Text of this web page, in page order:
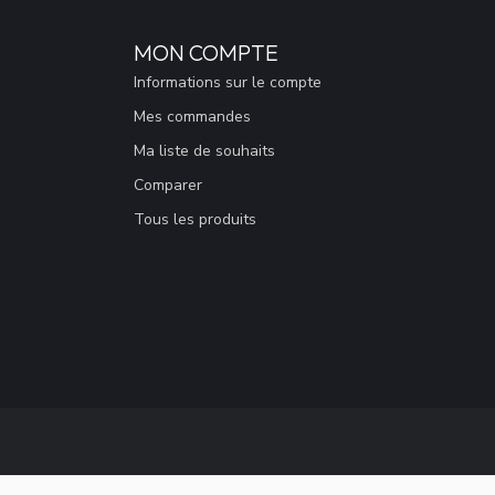
MON COMPTE
Informations sur le compte
Mes commandes
Ma liste de souhaits
Comparer
Tous les produits